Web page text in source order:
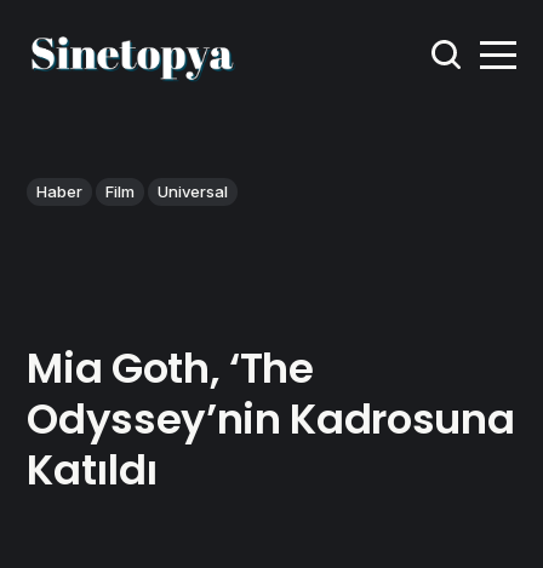
Haber Film Universal
Mia Goth, ‘The
Odyssey’nin Kadrosuna
Katıldı